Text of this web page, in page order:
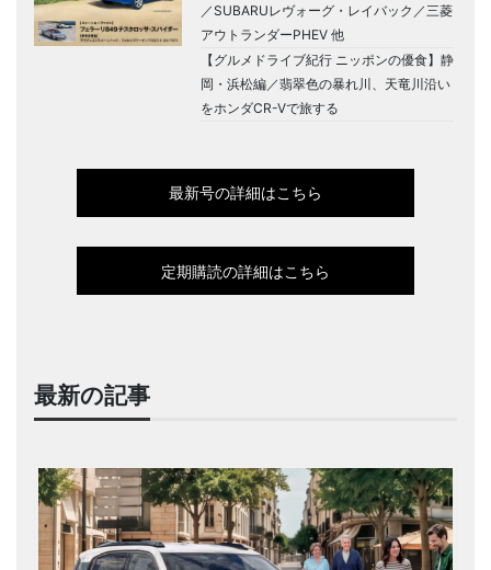
／SUBARUレヴォーグ・レイバック／三菱
アウトランダーPHEV 他
【グルメドライブ紀行 ニッポンの優食】静
岡・浜松編／翡翠色の暴れ川、天竜川沿い
をホンダCR-Vで旅する
最新号の詳細はこちら
定期購読の詳細はこちら
最新の記事